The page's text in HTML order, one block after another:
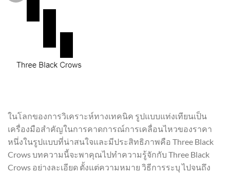
ในโลกของการวิเคราะห์ทางเทคนิค รูปแบบแท่งเทียนเป็น
เครื่องมือสำคัญในการคาดการณ์การเคลื่อนไหวของราคา
หนึ่งในรูปแบบที่น่าสนใจและมีประสิทธิภาพคือ Three Black
Crows บทความนี้จะพาคุณไปทำความรู้จักกับ Three Black
Crows อย่างละเอียด ตั้งแต่ความหมาย วิธีการระบุ ไปจนถึง